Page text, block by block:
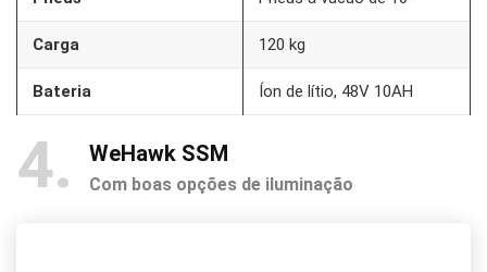
Carga 120 kg
Bateria Íon de lítio, 48V 10AH
4 WeHawk SSM
Com boas opções de iluminação